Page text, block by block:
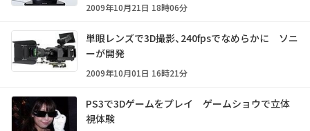
2009年10月21日 18時06分
単眼レンズで3D撮影、240fpsでなめらかに ソニ
ーが開発
2009年10月01日 16時21分
PS3で3Dゲームをプレイ ゲームショウで立体
視体験